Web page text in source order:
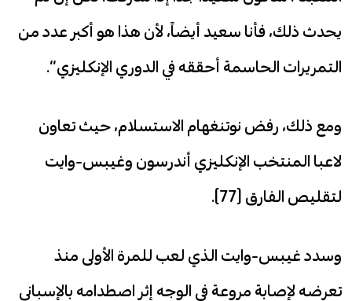
يحدث ذلك، فأنا سعيد أيضاً، لأن هذا هو أكبر عدد من
التمريرات الحاسمة أحققه في الدوري الإنكليزي”.
ومع ذلك، رفض نوتنغهام الاستسلام، حيث تعاون
لاعبا المنتخب الإنكليزي أندرسون وغيبس-وايت
لتقليص الفارق (77).
وسدد غيبس-وايت الذي لعب للمرة الأولى منذ
تعرضه لإصابة مروعة في الوجه إثر اصطدامه بالإسباني